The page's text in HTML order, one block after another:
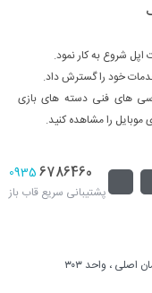
خود را گسترش داد.
های فنی دسته های بازی
موبایل را مشاهده کنید.
6786460
0935
پشتیبانی سریع قاب باز
، واحد ۳۰۳